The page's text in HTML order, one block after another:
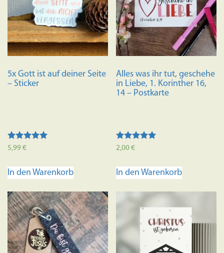
5x Gott ist auf deiner Seite
– Sticker
Bewertet mit
5,99€
In den Warenkorb
Alles was ihr tut, geschehe
in Liebe, 1. Korinther 16,
14 – Postkarte
Bewertet mit
2,00€
In den Warenkorb